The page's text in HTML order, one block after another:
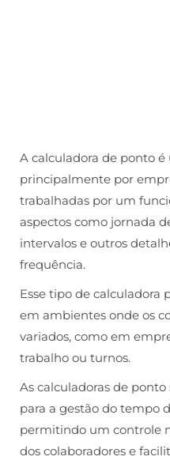
A calculadora de ponto
principalmente por
trabalhadas por um
aspectos como jornada
intervalos e outros
frequência.
Esse tipo de calculadora
em ambientes onde os
variados, como em
trabalho ou turnos.
As calculadoras de
para a gestão do tempo
permitindo um controle
dos colaboradores e